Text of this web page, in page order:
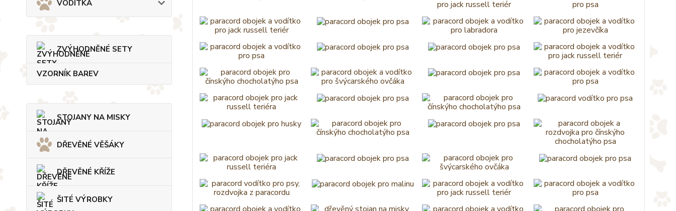
VODÍTKA
ZVÝHODNĚNÉ SETY
VZORNÍK BAREV
STOJANY NA MISKY
DŘEVĚNÉ VĚŠÁKY
DŘEVĚNÉ KŘÍŽE
ŠITÉ VÝROBKY